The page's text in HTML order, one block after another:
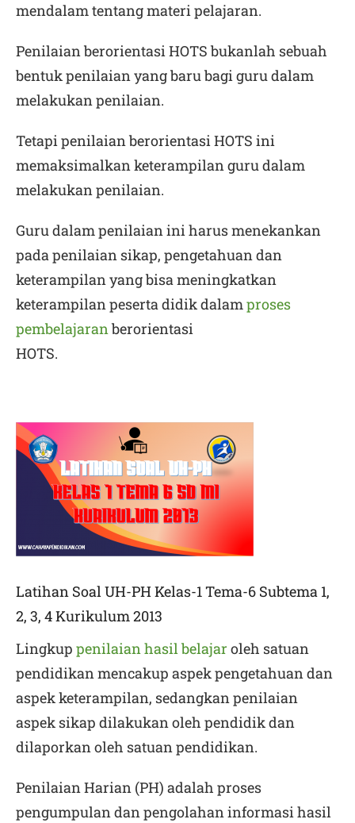
mendalam tentang materi pelajaran.
Penilaian berorientasi HOTS bukanlah sebuah
bentuk penilaian yang baru bagi guru dalam
melakukan penilaian.
Tetapi penilaian berorientasi HOTS ini
memaksimalkan keterampilan guru dalam
melakukan penilaian.
Guru dalam penilaian ini harus menekankan
pada penilaian sikap, pengetahuan dan
keterampilan yang bisa meningkatkan
keterampilan peserta didik dalamproses
pembelajaranberorientasi
HOTS.
Latihan Soal UH-PH Kelas-1 Tema-6 Subtema 1,
2, 3, 4 Kurikulum 2013
Lingkup penilaian hasil belajar oleh satuan
pendidikan mencakup aspek pengetahuan dan
aspek keterampilan, sedangkan penilaian
aspek sikap dilakukan oleh pendidik dan
dilaporkan oleh satuan pendidikan.
Penilaian Harian (PH) adalah proses
pengumpulan dan pengolahan informasi hasil